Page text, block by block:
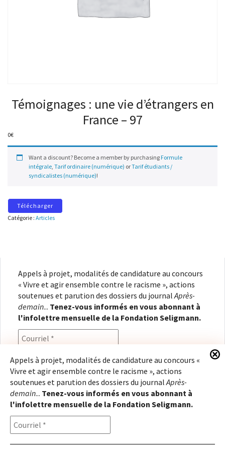
Témoignages : une vie d’étrangers en
France – 97
0€
Want a discount? Become a member by purchasing Formule
intégrale, Tarif ordinaire (numérique) orTarif étudiants /
syndicalistes (numérique)!
Télécharger
Catégorie : Articles
Appels à projet, modalités de candidature au concours
« Vivre et agir ensemble contre le racisme », actions
soutenues et parution des dossiers du journal Après-
demain... Tenez-vous informés en vous abonnant à
l'infolettre mensuelle de la Fondation Seligmann.
En renseignant votre adresse électronique, vous
consentez à recevoir l'infolettre de la Fondation
Seligmann, conformément à notrepolitique de
confidentialité. Il vous sera possible de vous
désabonner à tout moment.
Appels à projet, modalités de candidature au concours «
Vivre et agir ensemble contre le racisme », actions
soutenues et parution des dossiers du journalAprès-
demain... Tenez-vous informés en vous abonnant à
l'infolettre mensuelle de la Fondation Seligmann.